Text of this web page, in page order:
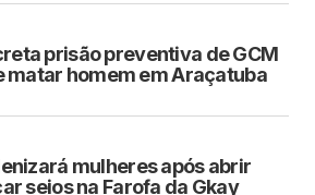
prisão preventiva de GCM
matar homem em Araçatuba
mulheres após abrir
seios na Farofa da Gkay